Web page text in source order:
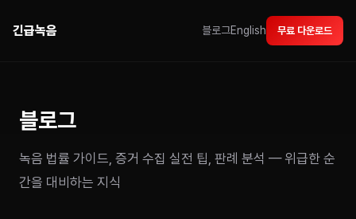
긴급녹음 블로그English 무료 다운로드
블로그
녹음 법률 가이드, 증거 수집 실전 팁, 판례 분석 — 위급한 순
간을 대비하는 지식